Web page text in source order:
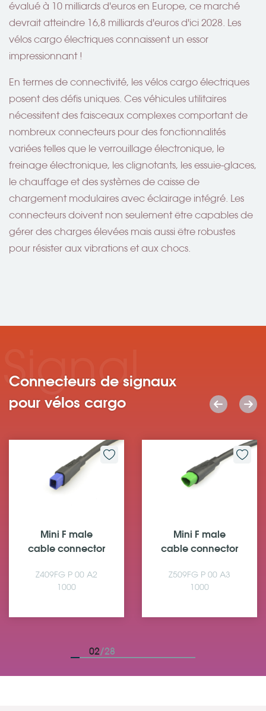
évalué à 10 milliards d'euros en Europe, ce marché
devrait atteindre 16,8 milliards d'euros d'ici 2028. Les
vélos cargo électriques connaissent un essor
impressionnant !
En termes de connectivité, les vélos cargo électriques
posent des défis uniques. Ces véhicules utilitaires
nécessitent des faisceaux complexes comportant de
nombreux connecteurs pour des fonctionnalités
variées telles que le verrouillage électronique, le
freinage électronique, les clignotants, les essuie-glaces,
le chauffage et des systèmes de caisse de
chargement modulaires avec éclairage intégré. Les
connecteurs doivent non seulement être capables de
gérer des charges élevées mais aussi être robustes
pour résister aux vibrations et aux chocs.
Connecteurs de signaux
pour vélos cargo
Signal
Mini F male
cable connector
Z609FG P 00 A4
1000
Mini F male
cable connector
Z809FG P 00 DL
1000
03/28